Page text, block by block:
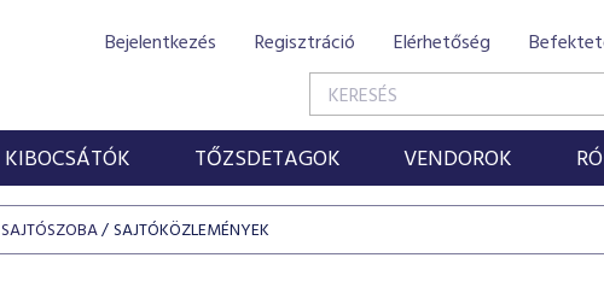
Bejelentkezés Regisztráció Elérhetőség
KIBOCSÁTÓK TŐZSDETAGOK VENDOROK
SAJTÓSZOBA SAJTÓKÖZLEMÉNYEK